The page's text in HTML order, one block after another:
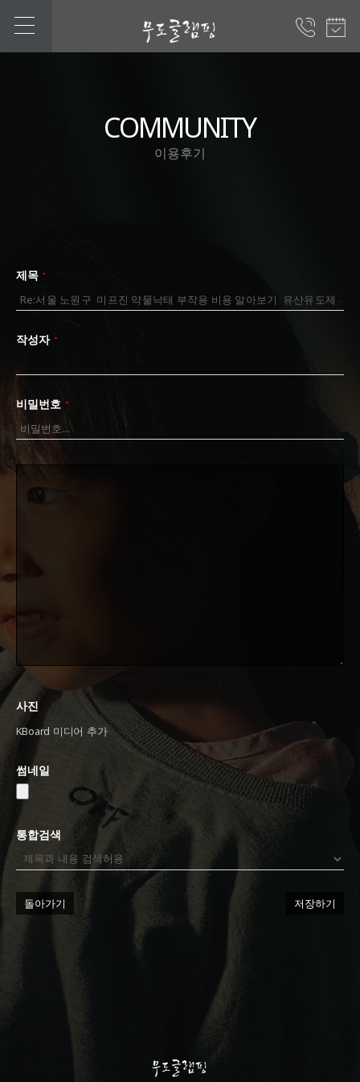
COMMUNITY
이용후기
제목 *
작성자 *
비밀번호 *
사진
KBoard 미디어 추가
썸네일
통합검색
돌아가기 저장하기